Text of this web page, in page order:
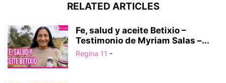
RELATED ARTICLES
Fe, salud y aceite Betixio –
Testimonio de Myriam Salas –...
Regina 11 -